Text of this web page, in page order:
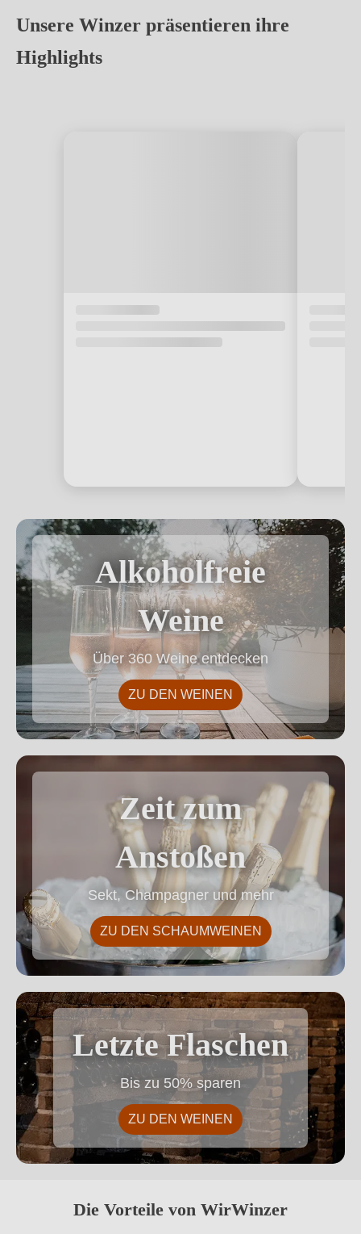
Unsere Winzer präsentieren ihre
Highlights
Alkoholfreie Weine
Alkoholfreie
Weine
Über 360 Weine entdecken
ZU DEN WEINEN
Zeit zum Anstoßen
Zeit zum
Anstoßen
Sekt, Champagner und mehr
ZU DEN SCHAUMWEINEN
Letzte Flaschen
Letzte Flaschen
Bis zu 50% sparen
ZU DEN WEINEN
Die Vorteile von WirWinzer